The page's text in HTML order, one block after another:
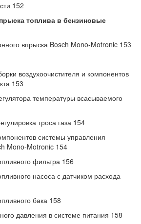
152
топлива в бензиновые
впрыска Bosch Mono-Motronic 153
воздухоочистителя и компонентов
153
температуры всасываемого
троса газа 154
системы управления
Mono-Motronic 154
фильтра 156
насоса с датчиком расхода
бака 158
давления в системе питания 158